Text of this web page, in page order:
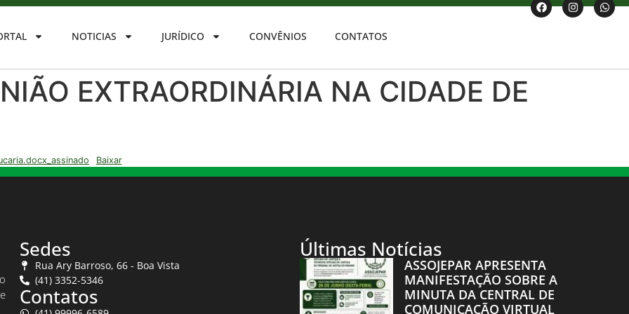
NOTICIAS JURÍDICO CONVÊNIOS CONTATOS
EXTRAORDINÁRIA NA CIDADE DE
Baixar
Sedes
Rua Ary Barroso, 66 - Boa Vista
(41) 3352-5346
Contatos
Últimas Notícias
ASSOJEPAR APRESENTA
MANIFESTAÇÃO SOBRE A
MINUTA DA CENTRAL DE
COMUNICAÇÃO VIRTUAL